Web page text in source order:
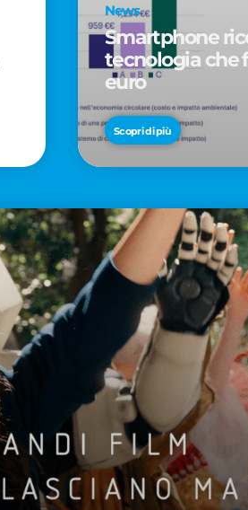
News
Smartphone
tecnologia che
euro
Scopri di più